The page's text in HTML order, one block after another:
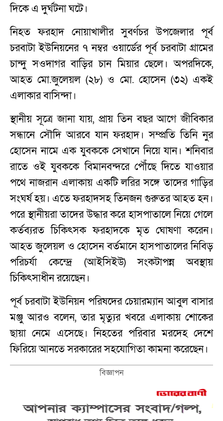
দিকে এ দুর্ঘটনা ঘটে।
নিহত ফরহাদ নোয়াখালীর সুবর্ণচর উপজেলার পূর্ব
চরবাটা ইউনিয়নের ৭ নম্বর ওয়ার্ডের পূর্ব চরবাটা গ্রামের
চান্দু সওদাগর বাড়ির চান মিয়ার ছেলে। অপরদিকে,
আহত মো.জুলেয়ল (২৮) ও মো. হোসেন (৩২) একই
এলাকার বাসিন্দা।
স্থানীয় সূত্রে জানা যায়, প্রায় তিন বছর আগে জীবিকার
সন্ধানে সৌদি আরবে যান ফরহাদ। সম্প্রতি তিনি নুর
হোসেন নামে এক যুবককে সেখানে নিয়ে যান। শনিবার
রাতে ওই যুবককে বিমানবন্দরে পৌঁছে দিতে যাওয়ার
পথে নাজরান এলাকায় একটি লরির সঙ্গে তাদের গাড়ির
সংঘর্ষ হয়। এতে ফরহাদসহ তিনজন গুরুতর আহত হন।
পরে স্থানীয়রা তাদের উদ্ধার করে হাসপাতালে নিয়ে গেলে
কর্তব্যরত চিকিৎসক ফরহাদকে মৃত ঘোষণা করেন।
আহত জুলেয়ল ও হোসেন বর্তমানে হাসপাতালের নিবিড়
পরিচর্যা কেন্দ্রে (আইসিইউ) সংকটাপন্ন অবস্থায়
চিকিৎসাধীন রয়েছেন।
পূর্ব চরবাটা ইউনিয়ন পরিষদের চেয়ারম্যান আবুল বাসার
মঞ্জু আরও বলেন, তার মৃত্যুর খবরে এলাকায় শোকের
ছায়া নেমে এসেছে। নিহতের পরিবার মরদেহ দেশে
ফিরিয়ে আনতে সরকারের সহযোগিতা কামনা করেছেন।
বিজ্ঞাপন